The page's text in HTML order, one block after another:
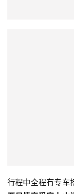
行程中全程有专车